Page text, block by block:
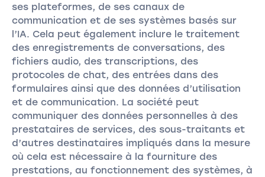
ses plateformes, de ses canaux de
communication et de ses systèmes basés sur
l’IA. Cela peut également inclure le traitement
des enregistrements de conversations, des
fichiers audio, des transcriptions, des
protocoles de chat, des entrées dans des
formulaires ainsi que des données d’utilisation
et de communication. La société peut
communiquer des données personnelles à des
prestataires de services, des sous-traitants et
d’autres destinataires impliqués dans la mesure
où cela est nécessaire à la fourniture des
prestations, au fonctionnement des systèmes, à